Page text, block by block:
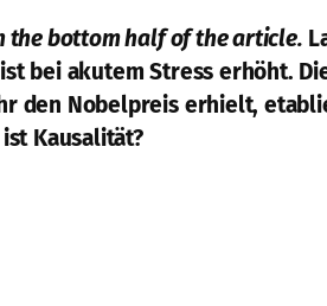
the bottom half of the article.
bei akutem Stress erhöht.
den Nobelpreis erhielt,
Kausalität?